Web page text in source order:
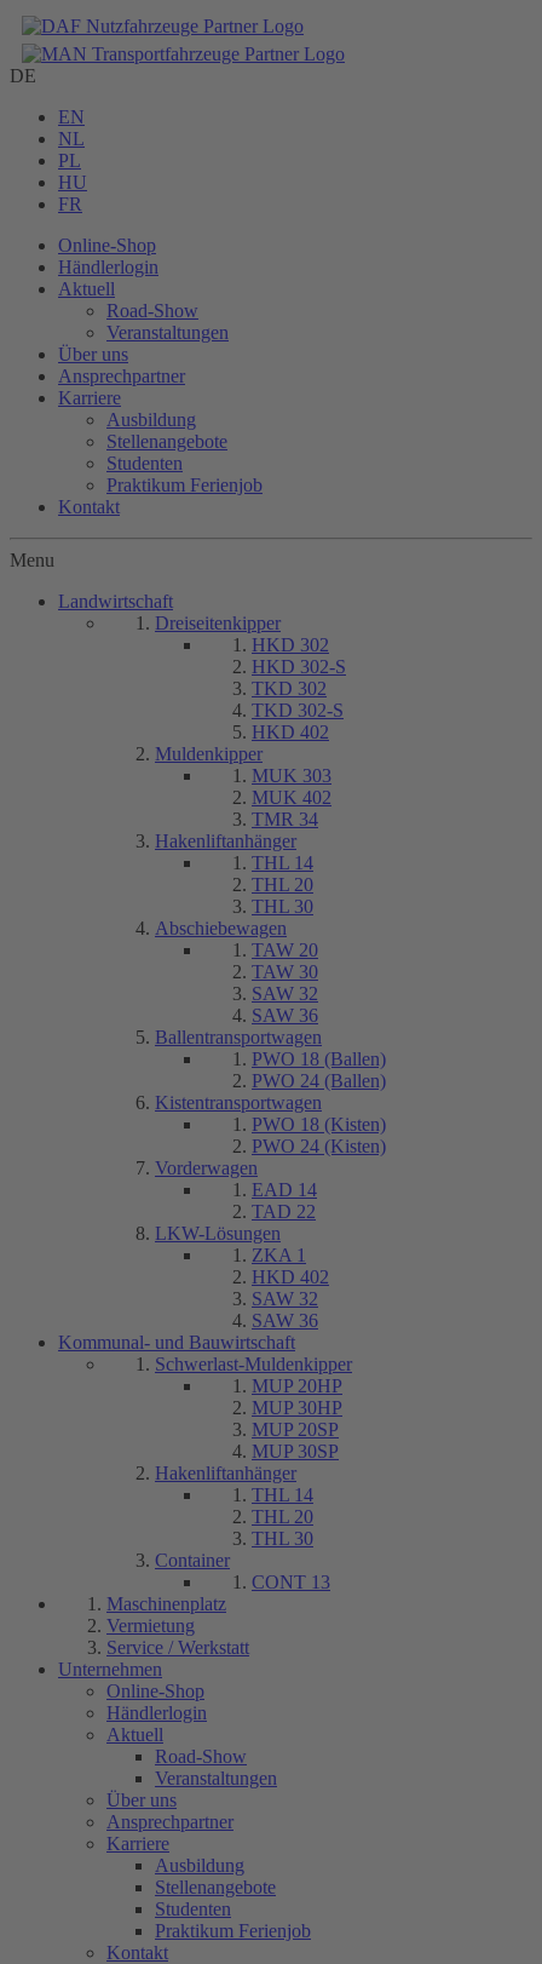
DE
EN
NL
PL
HU
FR
Online-Shop
Händlerlogin
Aktuell
Road-Show
Veranstaltungen
Über uns
Ansprechpartner
Karriere
Ausbildung
Stellenangebote
Studenten
Praktikum Ferienjob
Kontakt
Menu
Landwirtschaft
Dreiseitenkipper
HKD 302
HKD 302-S
TKD 302
TKD 302-S
HKD 402
Muldenkipper
MUK 303
MUK 402
TMR 34
Hakenliftanhänger
THL 14
THL 20
THL 30
Abschiebewagen
TAW 20
TAW 30
SAW 32
SAW 36
Ballentransportwagen
PWO 18 (Ballen)
PWO 24 (Ballen)
Kistentransportwagen
PWO 18 (Kisten)
PWO 24 (Kisten)
Vorderwagen
EAD 14
TAD 22
LKW-Lösungen
ZKA 1
HKD 402
SAW 32
SAW 36
Kommunal- und Bauwirtschaft
Schwerlast-Muldenkipper
MUP 20HP
MUP 30HP
MUP 20SP
MUP 30SP
Hakenliftanhänger
THL 14
THL 20
THL 30
Container
CONT 13
Maschinenplatz
Vermietung
Service / Werkstatt
Unternehmen
Online-Shop
Händlerlogin
Aktuell
Road-Show
Veranstaltungen
Über uns
Ansprechpartner
Karriere
Ausbildung
Stellenangebote
Studenten
Praktikum Ferienjob
Kontakt